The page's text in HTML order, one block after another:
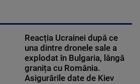
Reacția Ucrainei după ce
una dintre dronele sale a
explodat în Bulgaria, lângă
granița cu România.
Asigurările date de Kiev